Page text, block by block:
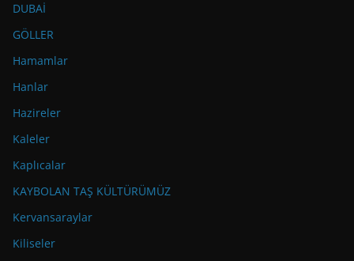
DUBAİ
GÖLLER
Hamamlar
Hanlar
Hazireler
Kaleler
Kaplıcalar
KAYBOLAN TAŞ KÜLTÜRÜMÜZ
Kervansaraylar
Kiliseler